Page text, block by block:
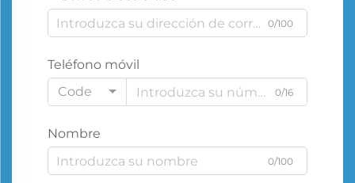
0/100
Teléfono móvil
Code
0/16
Nombre
0/100